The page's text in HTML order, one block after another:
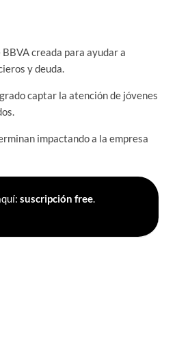
creada para ayudar a
y deuda.
captar la atención de jóvenes
impactando a la empresa
suscripción free.